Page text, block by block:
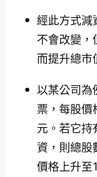
經此方式減
不會改變，
而提升總市
以某公司為
票，每股
元。若它持
資，則總股
價格上升至